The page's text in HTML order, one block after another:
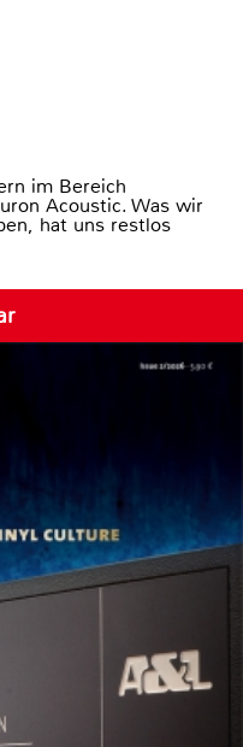
im Bereich
Acoustic. Was wir
hat uns restlos